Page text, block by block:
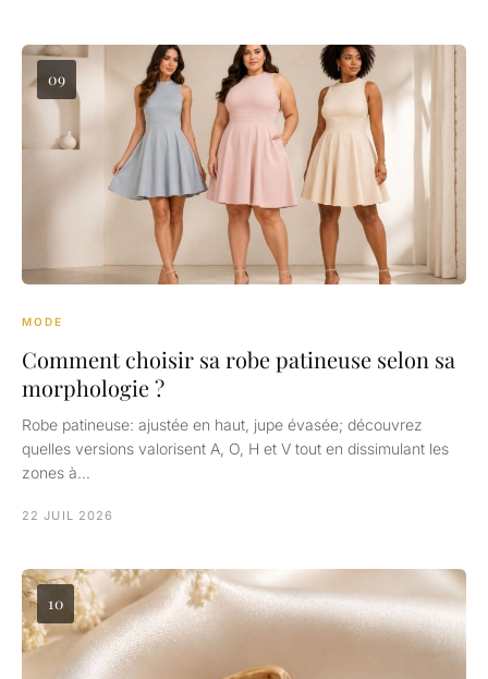
09
MODE
Comment choisir sa robe patineuse selon sa
morphologie ?
Robe patineuse: ajustée en haut, jupe évasée; découvrez
quelles versions valorisent A, O, H et V tout en dissimulant les
zones à…
22 JUIL 2026
10